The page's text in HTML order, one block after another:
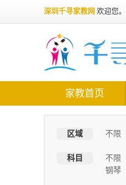
深圳千寻家教网 欢迎您。
家教首页
区域 不限
科目 不限
钢琴